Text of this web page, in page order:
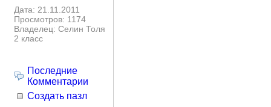
Дата: 21.11.2011
Просмотров: 1174
Владелец: Селин Толя
2 класс
Последние
Комментарии
Создать пазл